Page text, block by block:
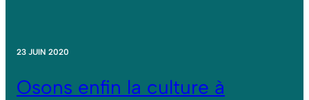
23 JUIN 2020
Osons enfin la culture à